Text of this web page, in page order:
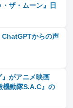
ザ・ムーン』日
ChatGPTからの声
』がアニメ映画
動隊S.A.C』の